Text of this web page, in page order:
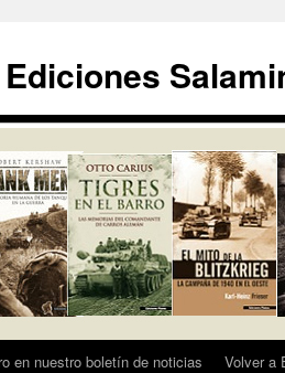
en nuestro boletín de noticias Volver a